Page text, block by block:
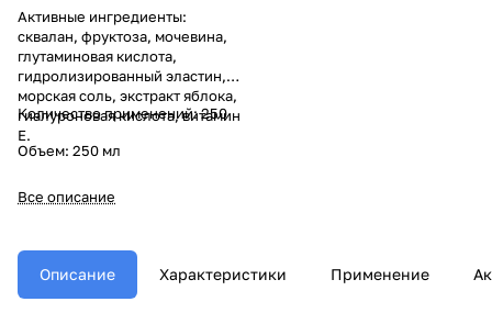
Активные ингредиенты:
сквалан, фруктоза, мочевина,
глутаминовая кислота,
гидролизированный эластин,
морская соль, экстракт яблока,
гиалуроновая кислота, витамин
Е.
Количество применений: 250
Объем: 250 мл
Все описание
Описание Характеристики Применение